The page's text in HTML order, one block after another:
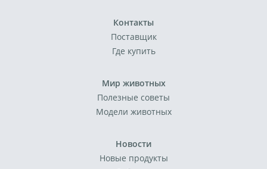
Контакты
Поставщик
Где купить
Мир животных
Полезные советы
Модели животных
Новости
Новые продукты